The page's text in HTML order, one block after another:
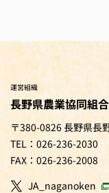
運営組織
長野県農業協同組
〒380-0826 長野県長
TEL：026-236-2030
FAX：026-236-2008
JA_naganoken